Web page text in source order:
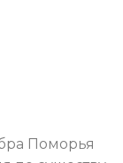
Поморья